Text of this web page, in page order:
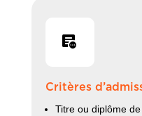
Critères
Titre ou diplôme